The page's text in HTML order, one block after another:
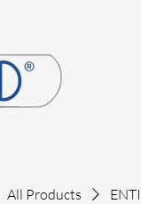
All Products